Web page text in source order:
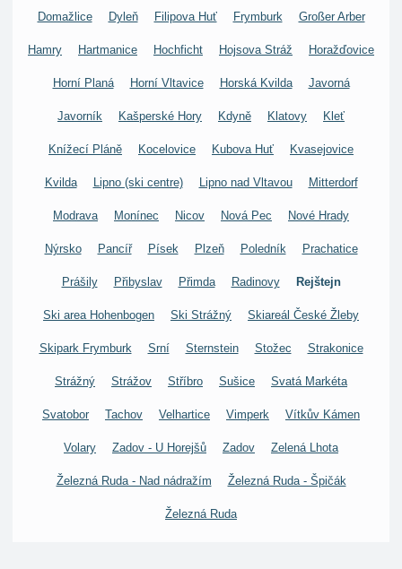
Domažlice Dyleň Filipova Huť Frymburk Großer Arber
Hamry Hartmanice Hochficht Hojsova Stráž Horažďovice
Horní Planá Horní Vltavice Horská Kvilda Javorná
Javorník Kašperské Hory Kdyně Klatovy Kleť
Knížecí Pláně Kocelovice Kubova Huť Kvasejovice
Kvilda Lipno (ski centre) Lipno nad Vltavou Mitterdorf
Modrava Monínec Nicov Nová Pec Nové Hrady
Nýrsko Pancíř Písek Plzeň Poledník Prachatice
Prášily Přibyslav Přimda Radinovy Rejštejn
Ski area Hohenbogen Ski Strážný Skiareál České Žleby
Skipark Frymburk Srní Sternstein Stožec Strakonice
Strážný Strážov Stříbro Sušice Svatá Markéta
Svatobor Tachov Velhartice Vimperk Vítkův Kámen
Volary Zadov - U Horejšů Zadov Zelená Lhota
Železná Ruda - Nad nádražím Železná Ruda - Špičák
Železná Ruda